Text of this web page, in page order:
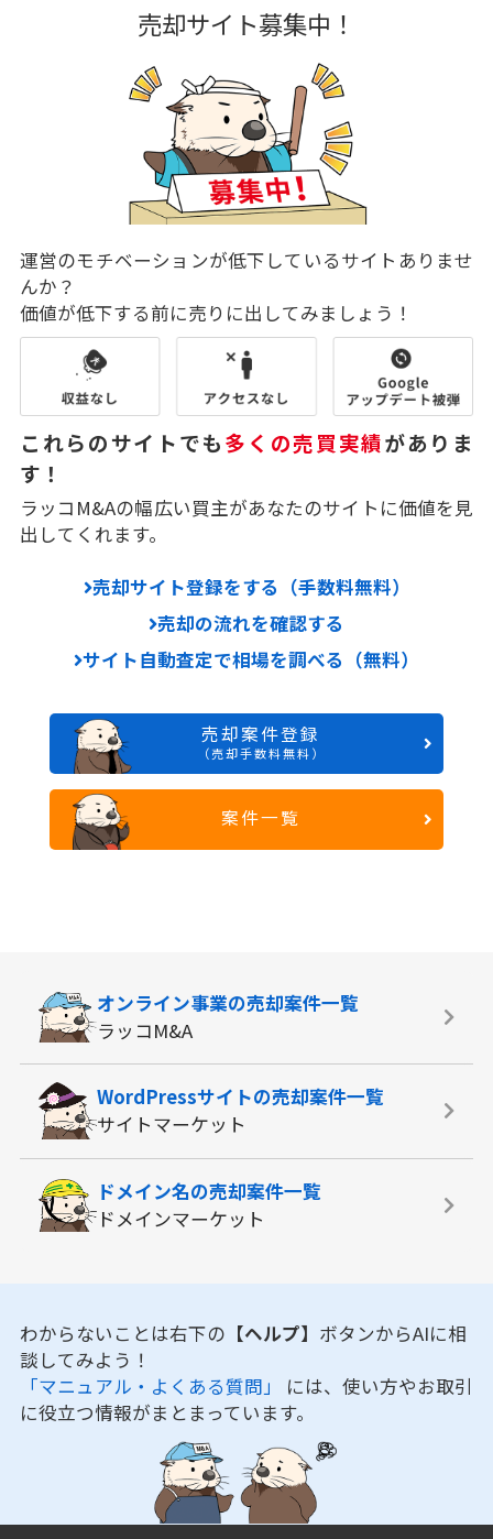
売却サイト募集中！
運営のモチベーションが低下しているサイトありませ
んか？
価値が低下する前に売りに出してみましょう！
これらのサイトでも多くの売買実績がありま
す！
ラッコM&Aの幅広い買主があなたのサイトに価値を見
出してくれます。
売却サイト登録をする（手数料無料）
売却の流れを確認する
サイト自動査定で相場を調べる（無料）
売却案件登録
（売却手数料無料）
案件一覧
オンライン事業の売却案件一覧
ラッコM&A
WordPressサイトの売却案件一覧
サイトマーケット
ドメイン名の売却案件一覧
ドメインマーケット
わからないことは右下の 【ヘルプ】 ボタンからAIに相
談してみよう！
「マニュアル・よくある質問」 には、使い方やお取引
に役立つ情報がまとまっています。